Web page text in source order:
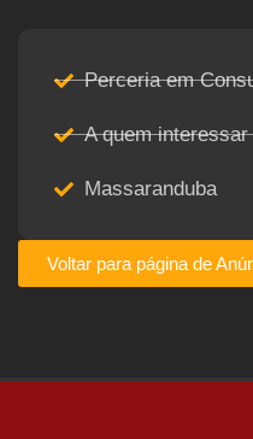
Perceria em
A quem interessar
Massaranduba
Voltar para página de